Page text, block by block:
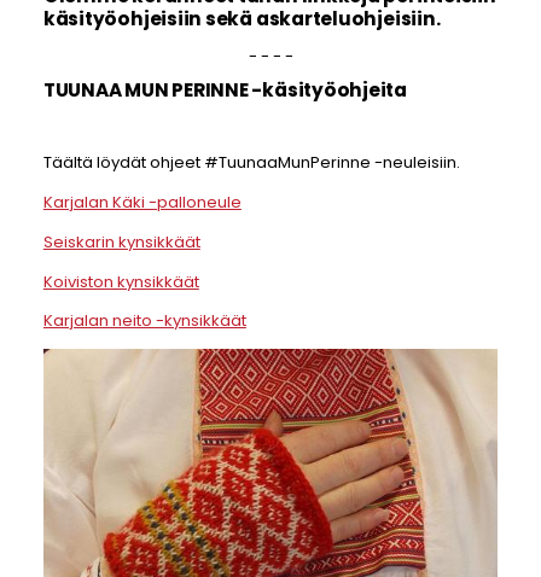
käsityöohjeisiin sekä askarteluohjeisiin.
- - - -
TUUNAA MUN PERINNE -käsityöohjeita
Täältä löydät ohjeet #TuunaaMunPerinne -neuleisiin.
Karjalan Käki -palloneule
Seiskarin kynsikkäät
Koiviston kynsikkäät
Karjalan neito -kynsikkäät